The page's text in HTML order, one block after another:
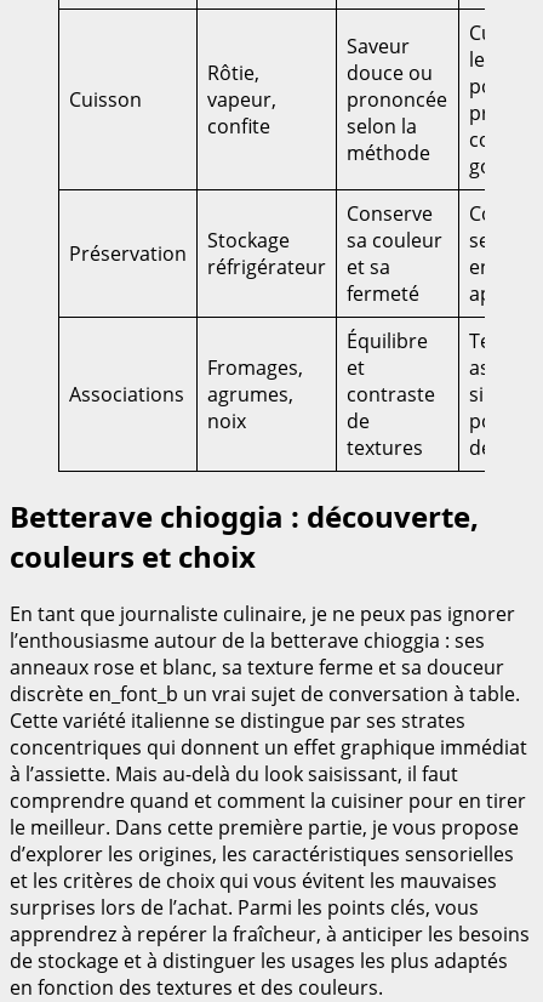
Cuisson
Rôtie,
vapeur,
confite
Saveur
douce ou
prononcée
selon la
méthode
Cuire
leur
pour
goût
Préservation
Stockage
réfrigérateur
Conserve
sa couleur
et sa
fermeté
environ
après
Associations
Fromages,
agrumes,
noix
Équilibre
et
contraste
de
textures
Tester
simples
pour
débuter
Betterave chioggia : découverte,
couleurs et choix
En tant que journaliste culinaire, je ne peux pas ignorer
l’enthousiasme autour de la betterave chioggia : ses
anneaux rose et blanc, sa texture ferme et sa douceur
discrète en_font_b un vrai sujet de conversation à table.
Cette variété italienne se distingue par ses strates
concentriques qui donnent un effet graphique immédiat
à l’assiette. Mais au-delà du look saisissant, il faut
comprendre quand et comment la cuisiner pour en tirer
le meilleur. Dans cette première partie, je vous propose
d’explorer les origines, les caractéristiques sensorielles
et les critères de choix qui vous évitent les mauvaises
surprises lors de l’achat. Parmi les points clés, vous
apprendrez à repérer la fraîcheur, à anticiper les besoins
de stockage et à distinguer les usages les plus adaptés
en fonction des textures et des couleurs.